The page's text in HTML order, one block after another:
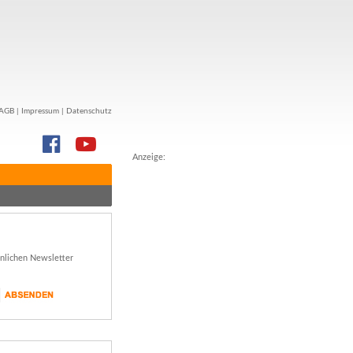
Anzeige:
Impressum Datenschutz
Newsletter